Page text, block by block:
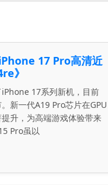
17 Pro高清近
》
17系列新机，目前
新一代A19 Pro芯片在GPU
升，为高端游戏体验带来
Pro虽以